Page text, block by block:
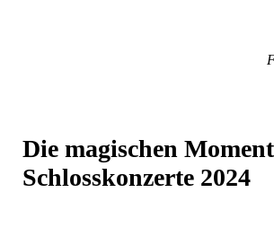
Die magischen
Schlosskonzerte 2024